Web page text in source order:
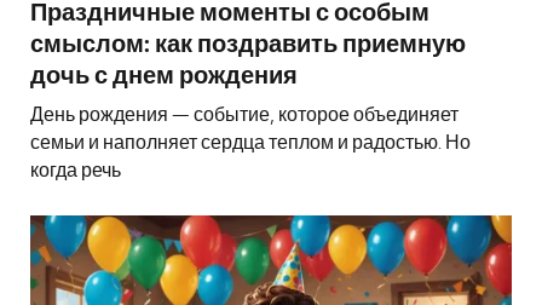
Праздничные моменты с особым
смыслом: как поздравить приемную
дочь с днем рождения
День рождения — событие, которое объединяет
семьи и наполняет сердца теплом и радостью. Но
когда речь